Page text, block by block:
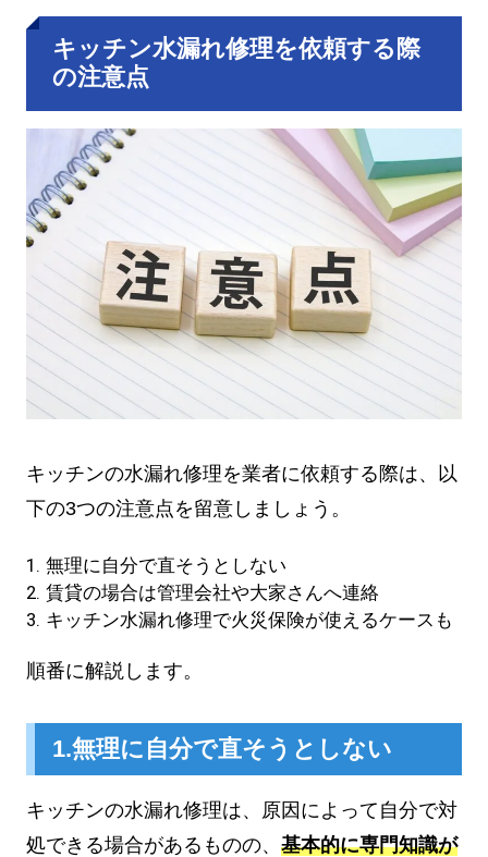
キッチン水漏れ修理を依頼する際
の注意点
キッチンの水漏れ修理を業者に依頼する際は、以
下の3つの注意点を留意しましょう。
無理に自分で直そうとしない
賃貸の場合は管理会社や大家さんへ連絡
キッチン水漏れ修理で火災保険が使えるケースも
順番に解説します。
1.無理に自分で直そうとしない
キッチンの水漏れ修理は、原因によって自分で対
処できる場合があるものの、 基本的に専門知識が